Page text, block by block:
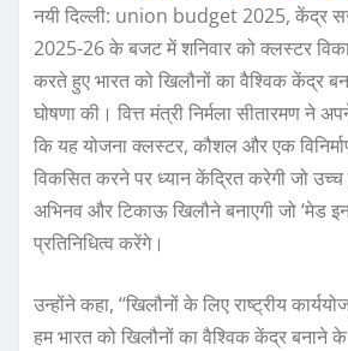
नयी दिल्ली: union budget 2025, केंद्र
2025-26 के बजट में शनिवार को क्लस्टर
करते हुए भारत को खिलौनों का वैश्विक केंद्र
घोषणा की। वित्त मंत्री निर्मला सीतारमण ने
कि यह योजना क्लस्टर, कौशल और एक
विकसित करने पर ध्यान केंद्रित करेगी जो उच्च
अभिनव और टिकाऊ खिलौने बनाएगी जो ‘मेड इन
प्रतिनिधित्व करेंगे।
उन्होंने कहा, ‘‘खिलौनों के लिए राष्ट्रीय
हम भारत को खिलौनों का वैश्विक केंद्र बनाने